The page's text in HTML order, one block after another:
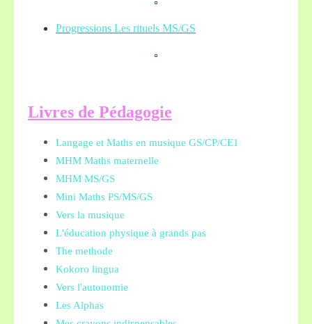
Progressions Les rituels MS/GS
Livres de Pédagogie
Langage et Maths en musique GS/CP/CE1
MHM Maths maternelle
MHM MS/GS
Mini Maths PS/MS/GS
Vers la musique
L'éducation physique à grands pas
The methode
Kokoro lingua
Vers l'autonomie
Les Alphas